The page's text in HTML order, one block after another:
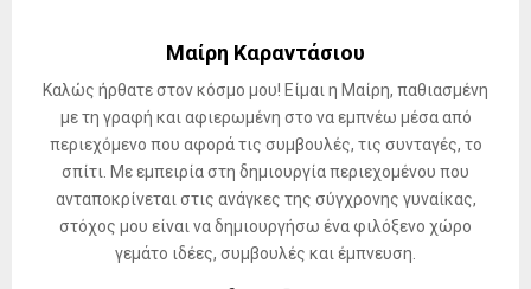
Μαίρη Καραντάσιου
Καλώς ήρθατε στον κόσμο μου! Είμαι η Μαίρη, παθιασμένη
με τη γραφή και αφιερωμένη στο να εμπνέω μέσα από
περιεχόμενο που αφορά τις συμβουλές, τις συνταγές, το
σπίτι. Με εμπειρία στη δημιουργία περιεχομένου που
ανταποκρίνεται στις ανάγκες της σύγχρονης γυναίκας,
στόχος μου είναι να δημιουργήσω ένα φιλόξενο χώρο
γεμάτο ιδέες, συμβουλές και έμπνευση.